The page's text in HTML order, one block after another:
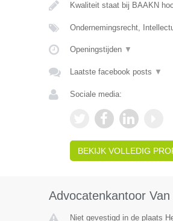
Kwaliteit staat bij BAAKN
Ondernemingsrecht,
Openingstijden ▼
Laatste facebook posts ▼
Sociale media:
BEKIJK VOLLEDIG
Advocatenkantoor
Niet gevestigd in de plaats